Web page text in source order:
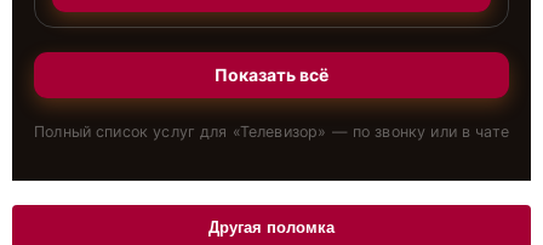
Показать всё
Полный список услуг для «Телевизор» — по звонку или в чате
Другая поломка